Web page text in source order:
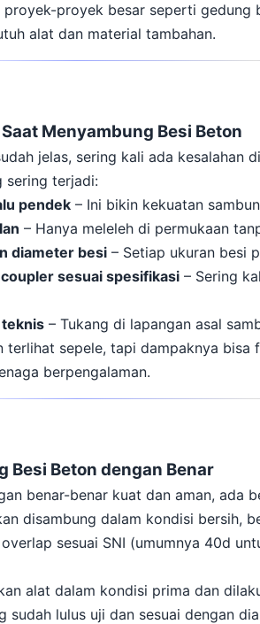
proyek besar seperti gedung
alat dan material tambahan.
Menyambung Besi Beton
jelas, sering kali ada kesalahan
sering terjadi:
pendek – Ini bikin kekuatan
– Hanya meleleh di permukaan
diameter besi – Setiap ukuran besi
sesuai spesifikasi – Sering
teknis – Tukang di lapangan asal
terlihat sepele, tapi dampaknya
berpengalaman.
Besi Beton dengan Benar
benar-benar kuat dan aman, ada
disambung dalam kondisi bersih,
sesuai SNI (umumnya 40d
alat dalam kondisi prima dan
sudah lulus uji dan sesuai dengan